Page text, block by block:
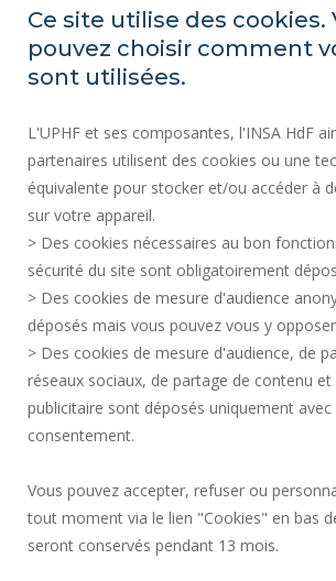
PLAN DU SITE
PLAN DES CAMPUS
MENTIONS LÉGALES
CONTACTS
SERVICES PUBLICS +
CRÉDITS
JE DONNE MON AVIS
ACCESSIBILITÉ : NON CONFORME
Rejoignez-nous!
Ce site utilise des cookies.
pouvez choisir comment
sont utilisées.
L'UPHF et ses composantes, l'INSA HdF
partenaires utilisent des cookies ou une
équivalente pour stocker et/ou accéder à
sur votre appareil.
> Des cookies nécessaires au bon
sécurité du site sont obligatoirement
> Des cookies de mesure d'audience
déposés mais vous pouvez vous y
> Des cookies de mesure d'audience, de
réseaux sociaux, de partage de contenu
publicitaire sont déposés uniquement
consentement.
Vous pouvez accepter, refuser ou
tout moment via le lien "Cookies" en bas
seront conservés pendant 13 mois.